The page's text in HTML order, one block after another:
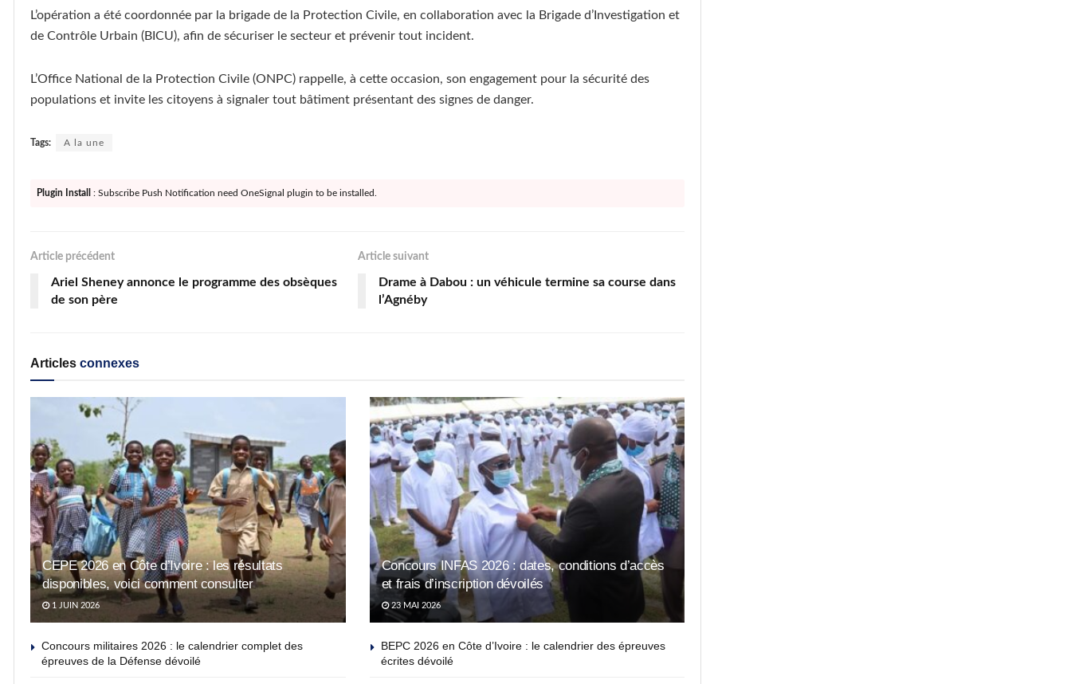
L’opération a été coordonnée par la brigade de la Protection Civile, en collaboration avec la Brigade d’Investigation et
de Contrôle Urbain (BICU), afin de sécuriser le secteur et prévenir tout incident.
L’Office National de la Protection Civile (ONPC) rappelle, à cette occasion, son engagement pour la sécurité des
populations et invite les citoyens à signaler tout bâtiment présentant des signes de danger.
Tags: A la une
Plugin Install : Subscribe Push Notification need OneSignal plugin to be installed.
Article précédent
Ariel Sheney annonce le programme des obsèques
de son père
Article suivant
Drame à Dabou : un véhicule termine sa course dans
l’Agnéby
Articles connexes
CEPE 2026 en Côte d’Ivoire : les résultats
disponibles, voici comment consulter
1 JUIN 2026
Concours INFAS 2026 : dates, conditions d’accès
et frais d’inscription dévoilés
23 MAI 2026
Concours militaires 2026 : le calendrier complet des
épreuves de la Défense dévoilé
BEPC 2026 en Côte d’Ivoire : le calendrier des épreuves
écrites dévoilé